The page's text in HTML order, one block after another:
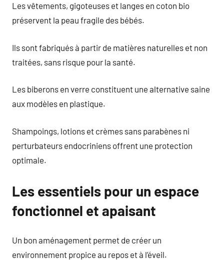
Les vêtements, gigoteuses et langes en coton bio
préservent la peau fragile des bébés.
Ils sont fabriqués à partir de matières naturelles et non
traitées, sans risque pour la santé.
Les biberons en verre constituent une alternative saine
aux modèles en plastique.
Shampoings, lotions et crèmes sans parabènes ni
perturbateurs endocriniens offrent une protection
optimale.
Les essentiels pour un espace
fonctionnel et apaisant
Un bon aménagement permet de créer un
environnement propice au repos et à l’éveil.